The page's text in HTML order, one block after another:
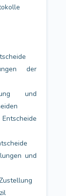
der
und
und